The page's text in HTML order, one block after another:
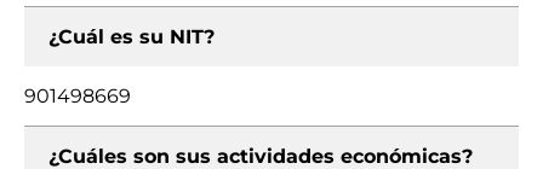
¿Cuál es su NIT?
901498669
¿Cuáles son sus actividades económicas?